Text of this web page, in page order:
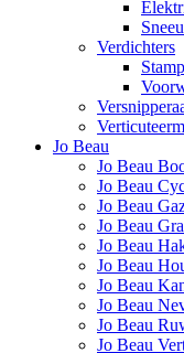
Verdichters
Jo Beau
Jo Beau
Jo Beau
Jo Beau
Jo Beau
Jo Beau
Jo Beau
Jo Beau
Jo Beau
Jo Beau
Jo Beau